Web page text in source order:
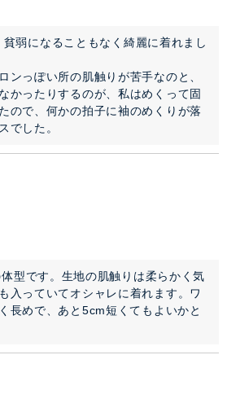
弱になることもなく綺麗に着れまし
ンっぽい所の肌触りが苦手なのと、
かったりするのが、私はめくって固
ので、何かの拍子に袖のめくりが落
でした。
型です。生地の肌触りは柔らかく気
入っていてオシャレに着れます。ワ
長めで、あと5cm短くてもよいかと